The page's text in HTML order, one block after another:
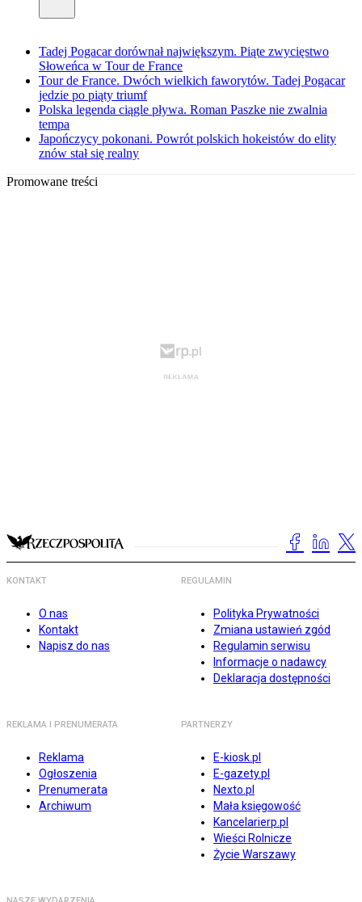
Tadej Pogacar dorównał największym. Piąte zwycięstwo
Słoweńca w Tour de France
Tour de France. Dwóch wielkich faworytów. Tadej Pogacar
jedzie po piąty triumf
Polska legenda ciągle pływa. Roman Paszke nie zwalnia
tempa
Japończycy pokonani. Powrót polskich hokeistów do elity
znów stał się realny
Promowane treści
KONTAKT
O nas
Kontakt
Napisz do nas
REGULAMIN
Polityka Prywatności
Zmiana ustawień zgód
Regulamin serwisu
Informacje o nadawcy
Deklaracja dostępności
REKLAMA I PRENUMERATA
Reklama
Ogłoszenia
Prenumerata
Archiwum
PARTNERZY
E-kiosk.pl
E-gazety.pl
Nexto.pl
Mała księgowość
Kancelarierp.pl
Wieści Rolnicze
Życie Warszawy